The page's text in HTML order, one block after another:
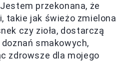
przekonana, że
takie jak świeżo zmielona
czy zioła, dostarczą
smakowych,
zdrowsze dla mojego